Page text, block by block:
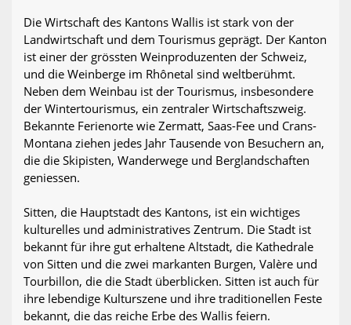
Die Wirtschaft des Kantons Wallis ist stark von der
Landwirtschaft und dem Tourismus geprägt. Der Kanton
ist einer der grössten Weinproduzenten der Schweiz,
und die Weinberge im Rhônetal sind weltberühmt.
Neben dem Weinbau ist der Tourismus, insbesondere
der Wintertourismus, ein zentraler Wirtschaftszweig.
Bekannte Ferienorte wie Zermatt, Saas-Fee und Crans-
Montana ziehen jedes Jahr Tausende von Besuchern an,
die die Skipisten, Wanderwege und Berglandschaften
geniessen.
Sitten, die Hauptstadt des Kantons, ist ein wichtiges
kulturelles und administratives Zentrum. Die Stadt ist
bekannt für ihre gut erhaltene Altstadt, die Kathedrale
von Sitten und die zwei markanten Burgen, Valère und
Tourbillon, die die Stadt überblicken. Sitten ist auch für
ihre lebendige Kulturszene und ihre traditionellen Feste
bekannt, die das reiche Erbe des Wallis feiern.